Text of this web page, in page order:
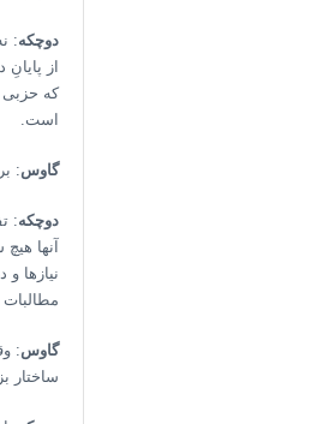
دوچکه:
از
که حزبی
است.
گاوس:
دوچکه:
آنها
نیازها
گاوس:
ساختار